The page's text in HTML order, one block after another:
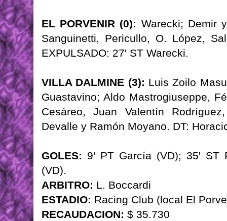
EL PORVENIR (0): Warecki; Demir
Sanguinetti, Pericullo, O. López,
EXPULSADO: 27' ST Warecki.
VILLA DALMINE (3): Luis Zoilo
Guastavino; Aldo Mastrogiuseppe,
Cesáreo, Juan Valentín
Devalle y Ramón Moyano. DT:
GOLES: 9' PT García (VD); 35' ST
(VD).
ARBITRO: L. Boccardi
ESTADIO: Racing Club (local El
RECAUDACION: $ 35.730